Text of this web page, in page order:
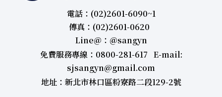
電話：(02)2601-6090~1
傳真：(02)2601-0620
Line＠：＠sangyn
免費服務專線：0800-281-617 E-mail:
sjsangyn@gmail.com
地址：新北市林口區粉寮路二段129-2號